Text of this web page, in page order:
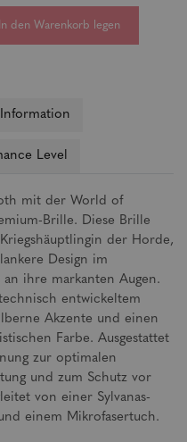
In den Warenkorb legen
Level
mit der World of
Brille. Diese Brille
der Horde,
Design im
ihre markanten Augen.
entwickeltem
Akzente und einen
Farbe. Ausgestattet
zur optimalen
und zum Schutz vor
von einer Sylvanas-
einem Mikrofasertuch.